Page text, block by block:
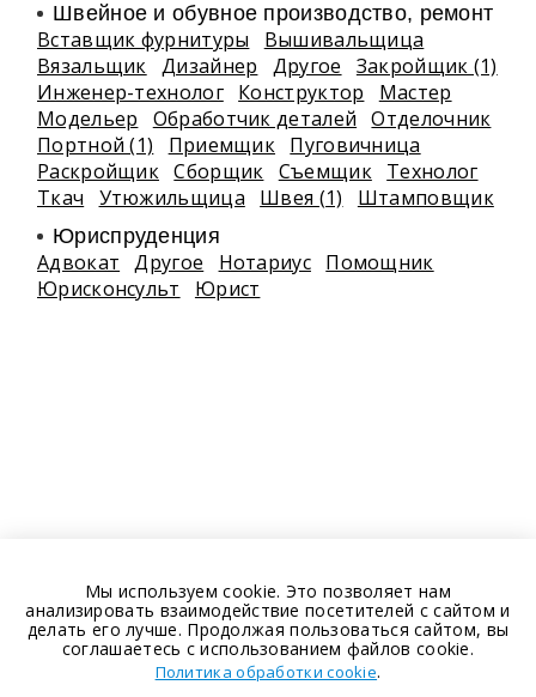
Швейное и обувное производство, ремонт
Вставщик фурнитуры
Вышивальщица
Вязальщик Дизайнер Другое
Закройщик (1)
Инженер-технолог Конструктор
Мастер
Модельер
Обработчик деталей
Отделочник
Портной (1)
Приемщик Пуговичница
Раскройщик Сборщик Съемщик Технолог
Ткач
Утюжильщица Швея (1) Штамповщик
Юриспруденция
Адвокат Другое Нотариус Помощник
Юрисконсульт
Юрист
Мы используем cookie. Это позволяет нам
анализировать взаимодействие посетителей с сайтом и
делать его лучше. Продолжая пользоваться сайтом, вы
соглашаетесь с использованием файлов cookie.
Политика обработки cookie.